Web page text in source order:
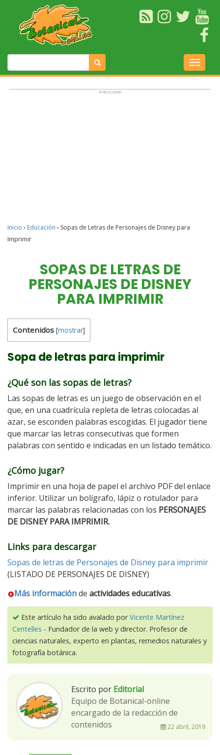
Inicio › Educación › Sopas de Letras de Personajes de Disney para
Imprimir
SOPAS DE LETRAS DE
PERSONAJES DE DISNEY
PARA IMPRIMIR
Contenidos [mostrar]
Sopa de letras para imprimir
¿Qué son las sopas de letras?
Las sopas de letras es un juego de observación en el
que, en una cuadrícula repleta de letras colocadas al
azar, se esconden palabras escogidas. El jugador tiene
que marcar las letras consecutivas que formen
palabras con sentido e indicadas en un listado temático.
¿Cómo jugar?
Imprimir en una hoja de papel el archivo PDF del enlace
inferior. Utilizar un bolígrafo, lápiz o rotulador para
marcar las palabras relacionadas con los PERSONAJES
DE DISNEY PARA IMPRIMIR.
Links para descargar
Sopas de letras de Personajes de Disney para imprimir
(LISTADO DE PERSONAJES DE DISNEY)
Más informaciónde actividades educativas.
Este artículo ha sido avalado porVicente Martínez
Centelles - Fundador de la web y director. Profesor de
ciencias naturales, experto en plantas, remedios naturales y
fotografía botánica.
Escrito por Editorial
Equipo de Botanical-online
encargado de la redacción de
contenidos
22 abril, 2019